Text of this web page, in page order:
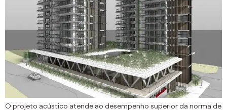
O projeto acústico atende ao desempenho superior da norma de